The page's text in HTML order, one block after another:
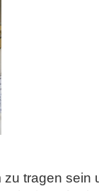
tragen sein